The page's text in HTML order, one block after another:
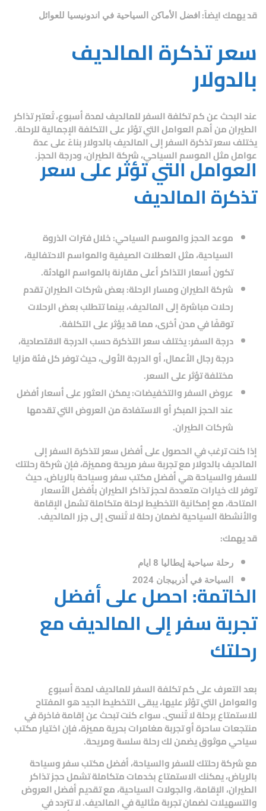
قد يهمك ايضاً: افضل الأماكن السياحية في اندونيسيا للعوائل
سعر تذكرة المالديف
بالدولار
عند البحث عنكم تكلفة السفر للمالديف لمدة أسبوع، تُعتبر تذاكر
الطيران من أهم العوامل التي تؤثر على التكلفة الإجمالية للرحلة.
يختلف سعر تذكرة السفر إلى المالديف بالدولار بناءً على عدة
عوامل مثل الموسم السياحي، شركة الطيران، ودرجة الحجز.
العوامل التي تؤثر على سعر
تذكرة المالديف
موعد الحجز والموسم السياحي:خلال فترات الذروة
السياحية، مثل العطلات الصيفية والمواسم الاحتفالية،
تكون أسعار التذاكر أعلى مقارنة بالمواسم الهادئة.
شركة الطيران ومسار الرحلة:بعض شركات الطيران تقدم
رحلات مباشرة إلى المالديف، بينما تتطلب بعض الرحلات
توقفًا في مدن أخرى، مما قد يؤثر على التكلفة.
درجة السفر:يختلف سعر التذكرة حسب الدرجة الاقتصادية،
درجة رجال الأعمال، أو الدرجة الأولى، حيث توفر كل فئة مزايا
مختلفة تؤثر على السعر.
عروض السفر والتخفيضات:يمكن العثور على أسعار أفضل
عند الحجز المبكر أو الاستفادة من العروض التي تقدمها
شركات الطيران.
إذا كنت ترغب في الحصول علىأفضل سعر لتذكرة السفر إلى
المالديف بالدولارمع تجربة سفر مريحة ومميزة، فإنشركة رحلتك
للسفر والسياحةهيأفضل مكتب سفر وسياحة بالرياض، حيث
توفر لك خيارات متعددة لحجز تذاكر الطيران بأفضل الأسعار
المتاحة، مع إمكانية التخطيط لرحلة متكاملة تشمل الإقامة
والأنشطة السياحية لضمان رحلة لا تُنسى إلى جزر المالديف.
قد يهمك:
رحلة سياحية إيطاليا 8 ايام
السياحة في أذربيجان 2024
الخاتمة: احصل على أفضل
تجربة سفر إلى المالديف مع
رحلتك
بعد التعرف علىكم تكلفة السفر للمالديف لمدة أسبوع
والعوامل التي تؤثر عليها، يبقى التخطيط الجيد هو المفتاح
للاستمتاع برحلة لا تُنسى. سواء كنت تبحث عن إقامة فاخرة في
منتجعات ساحرة أو تجربة مغامرات بحرية مميزة، فإن اختيار مكتب
سياحي موثوق يضمن لك رحلة سلسة ومريحة.
معشركة رحلتك للسفر والسياحة،أفضل مكتب سفر وسياحة
بالرياض، يمكنك الاستمتاع بخدمات متكاملة تشمل حجز تذاكر
الطيران، الإقامة، والجولات السياحية، مع تقديم أفضل العروض
والتسهيلات لضمان تجربة مثالية في المالديف. لا تتردد في